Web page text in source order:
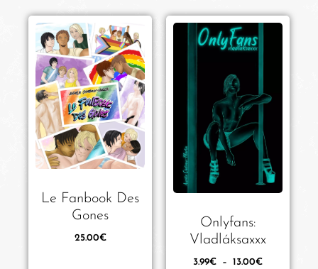
Le Fanbook Des
Gones
25.00€
Onlyfans:
Vladláksaxxx
3.99€ – 13.00€